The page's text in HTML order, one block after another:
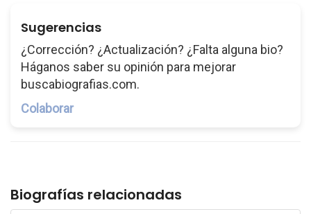
Sugerencias
¿Corrección? ¿Actualización? ¿Falta alguna bio?
Háganos saber su opinión para mejorar
buscabiografias.com.
Colaborar
Biografías relacionadas